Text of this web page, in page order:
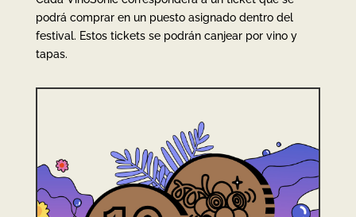
podrá comprar en un puesto asignado dentro del
festival. Estos tickets se podrán canjear por vino y
tapas.